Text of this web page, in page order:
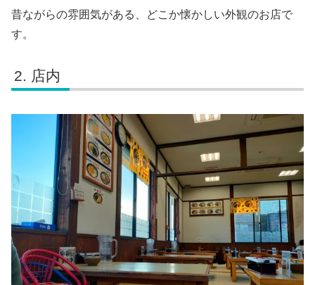
昔ながらの雰囲気がある、どこか懐かしい外観のお店で
す。
店内